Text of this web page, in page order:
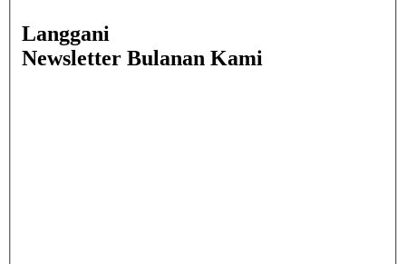
Langgani
Newsletter Bulanan Kami